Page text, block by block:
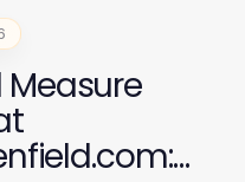
Measure